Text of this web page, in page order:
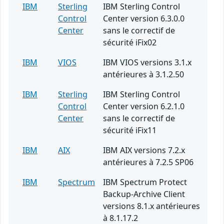
IBM
Sterling
Control
Center
IBM Sterling Control
Center version 6.3.0.0
sans le correctif de
sécurité iFix02
IBM
VIOS
IBM VIOS versions 3.1.x
antérieures à 3.1.2.50
IBM
Sterling
Control
Center
IBM Sterling Control
Center version 6.2.1.0
sans le correctif de
sécurité iFix11
IBM
AIX
IBM AIX versions 7.2.x
antérieures à 7.2.5 SP06
IBM
Spectrum
IBM Spectrum Protect
Backup-Archive Client
versions 8.1.x antérieures
à 8.1.17.2